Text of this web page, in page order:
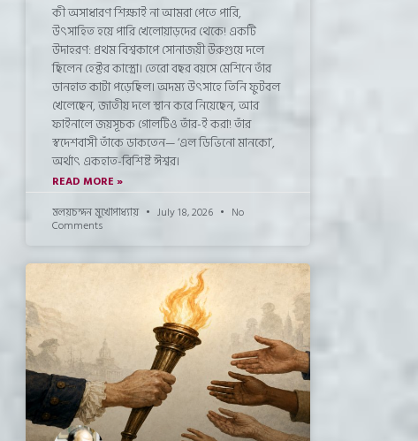
কী অসাধারণ শিক্ষাই না আমরা পেতে পারি,
উৎসাহিত হয়ে পারি খেলোয়াড়দের থেকে! একটি
উদাহরণ: প্রথম বিশ্বকাপে সোনাজয়ী উরুগুয়ে দলে
ছিলেন হেক্টর কাস্ত্রো। তেরো বছর বয়সে মেশিনে তাঁর
ডানহাত কাটা পড়েছিল। অদম্য উৎসাহে তিনি ফুটবল
খেলেছেন, জাতীয় দলে স্থান করে নিয়েছেন, আর
ফাইনালে জয়সূচক গোলটিও তাঁর-ই করা! তাঁর
স্বদেশবাসী তাঁকে ডাকতেন— ‘এল ডিভিনো মানকো’,
অর্থাৎ একহাত-বিশিষ্ট ঈশ্বর।
READ MORE »
মলয়চন্দন মুখোপাধ্যায়
July 18, 2026 No
Comments